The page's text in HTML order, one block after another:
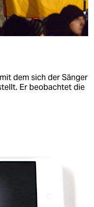
dem sich der Sänger
Er beobachtet die